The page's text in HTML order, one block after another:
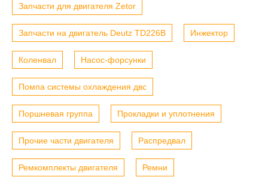
Запчасти для двигателя Zetor
Запчасти на двигатель Deutz TD226B Инжектор
Коленвал Насос-форсунки
Помпа системы охлаждения двс
Поршневая группа Прокладки и уплотнения
Прочие части двигателя Распредвал
Ремкомплекты двигателя Ремни